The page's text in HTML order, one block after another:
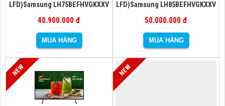
LFD)Samsung LH75BEFHVGKXXV
40.900.000 đ
LFD)Samsung LH85BEFHVGKXXV
50.000.000 đ